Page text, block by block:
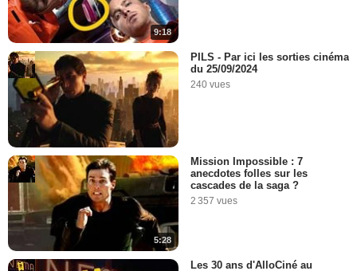
9:18
PILS - Par ici les sorties cinéma
du 25/09/2024
240 vues
5:28
Mission Impossible : 7
anecdotes folles sur les
cascades de la saga ?
2 357 vues
Les 30 ans d'AlloCiné au